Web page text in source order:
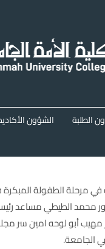
الطلبة الشؤون
في مرحلة الطفولة
محمد الطيطي مساعد
أبو لوحه امين سر
الجامعة.